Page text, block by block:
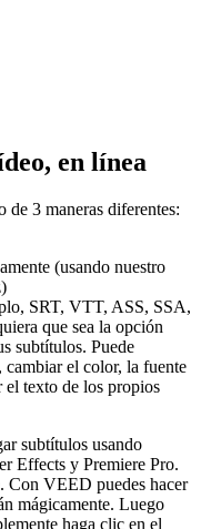
en línea
de 3 maneras diferentes:
(usando nuestro
SRT, VTT, ASS, SSA,
que sea la opción
subtítulos. Puede
el color, la fuente
el texto de los propios
subtítulos usando
Effects y Premiere Pro.
Con VEED puedes hacer
mágicamente. Luego
haga clic en el